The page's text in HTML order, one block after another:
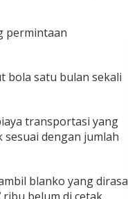
permintaan
bola satu bulan sekali
transportasi yang
dengan jumlah
blanko yang dirasa